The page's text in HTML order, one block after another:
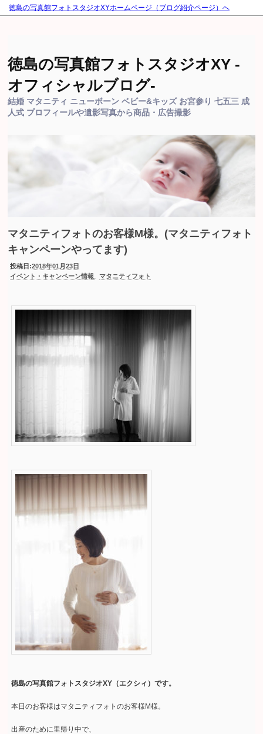
徳島の写真館フォトスタジオXYホームページ（ブログ紹介ページ）へ
徳島の写真館フォトスタジオXY -
オフィシャルブログ-
結婚 マタニティ ニューボーン ベビー&キッズ お宮参り 七五三 成
人式 プロフィールや遺影写真から商品・広告撮影
マタニティフォトのお客様M様。(マタニティフォト
キャンペーンやってます)
投稿日:2018年01月23日
イベント・キャンペーン情報
マタニティフォト
徳島の写真館フォトスタジオXY（エクシィ）です。
本日のお客様はマタニティフォトのお客様M様。
出産のために里帰り中で、